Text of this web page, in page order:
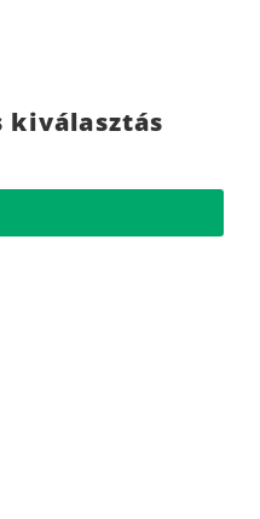
kiválasztás